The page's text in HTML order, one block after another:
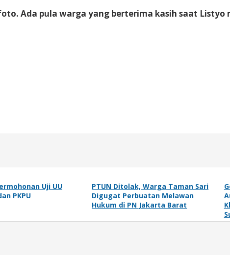
Ada pula warga yang berterima kasih saat
Uji UU
PKPU
PTUN Ditolak, Warga Taman Sari
Digugat Perbuatan Melawan
Hukum di PN Jakarta Barat